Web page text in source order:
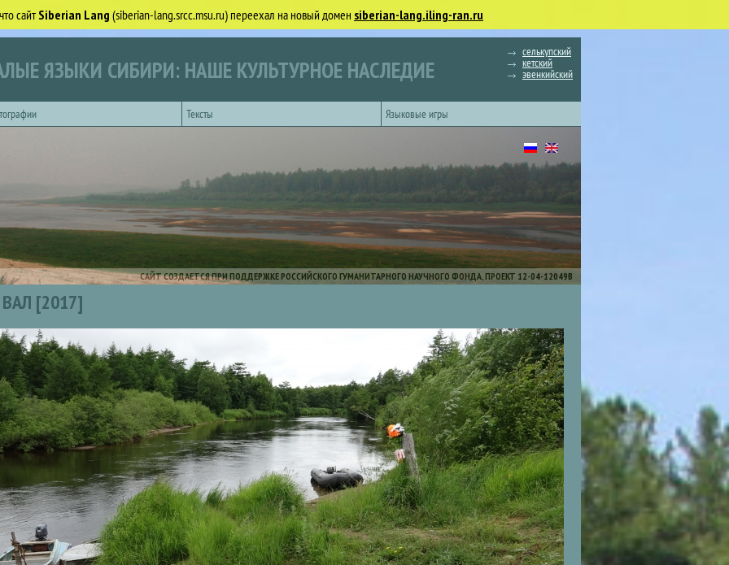
сайтSiberian Lang (siberian-lang.srcc.msu.ru) переехал на новый домен siberian-lang.iling-ran.ru
ЯЗЫКИ СИБИРИ: НАШЕ КУЛЬТУРНОЕ НАСЛЕДИЕ
селькупский
кетский
эвенкийский
Тексты Языковые игры
САЙТ СОЗДАЕТСЯ ПРИ ПОДДЕРЖКЕ РОССИЙСКОГО ГУМАНИТАРНОГО НАУЧНОГО ФОНДА, ПРОЕКТ 12-04-12049В
ВАЛ [2017]